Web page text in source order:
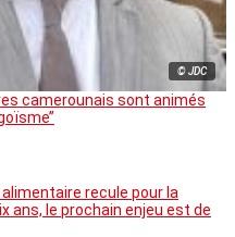
© JDC
camerounais sont animés
recule pour la
ans, le prochain enjeu est de